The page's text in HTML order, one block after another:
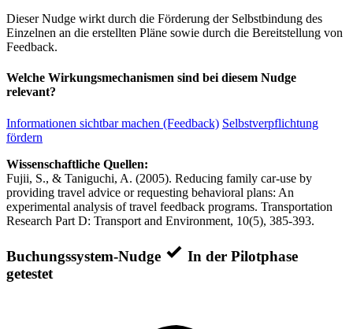
Dieser Nudge wirkt durch die Förderung der Selbstbindung des
Einzelnen an die erstellten Pläne sowie durch die Bereitstellung von
Feedback.
Welche Wirkungsmechanismen sind bei diesem Nudge
relevant?
Informationen sichtbar machen (Feedback) Selbstverpflichtung
fördern
Wissenschaftliche Quellen:
Fujii, S., & Taniguchi, A. (2005). Reducing family car-use by
providing travel advice or requesting behavioral plans: An
experimental analysis of travel feedback programs. Transportation
Research Part D: Transport and Environment, 10(5), 385-393.
Buchungssystem-Nudge
In der Pilotphase
getestet